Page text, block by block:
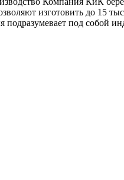
изготовить до 15
под собой